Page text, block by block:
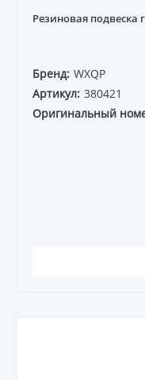
Резиновая подвеска
Бренд: WXQP
Артикул: 380421
Оригинальный